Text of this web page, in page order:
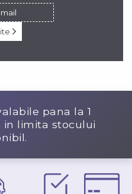
pana la 1
in limita stocului